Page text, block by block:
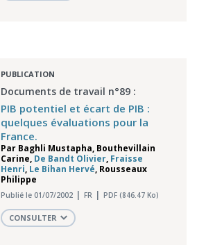
PUBLICATION
Documents de travail n°89 :
PIB potentiel et écart de PIB :
quelques évaluations pour la
France.
Par Baghli Mustapha, Bouthevillain
Carine, De Bandt Olivier, Fraisse
Henri, Le Bihan Hervé, Rousseaux
Philippe
Publié le 01/07/2002 FR PDF (846.47 Ko)
CONSULTER